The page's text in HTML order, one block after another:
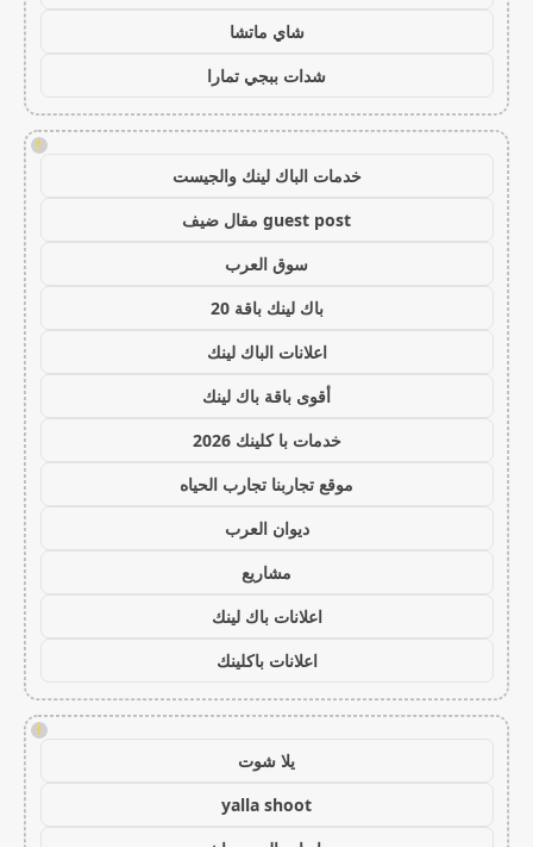
شاي ماتشا
شدات ببجي تمارا
!
خدمات الباك لينك والجيست
guest post مقال ضيف
سوق العرب
باك لينك باقة 20
اعلانات الباك لينك
أقوى باقة باك لينك
خدمات با كلينك 2026
موقع تجاربنا تجارب الحياه
ديوان العرب
مشاريع
اعلانات باك لينك
اعلانات باكلينك
!
يلا شوت
yalla shoot